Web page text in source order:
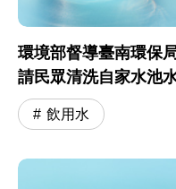
環境部督導臺南環保
請民眾清洗自家水池
飲用水